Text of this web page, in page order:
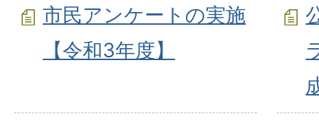
市民アンケートの実施
【令和3年度】